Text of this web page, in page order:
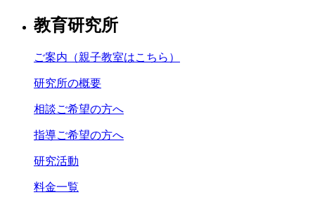
教育研究所
ご案内（親子教室はこちら）
研究所の概要
相談ご希望の方へ
指導ご希望の方へ
研究活動
料金一覧